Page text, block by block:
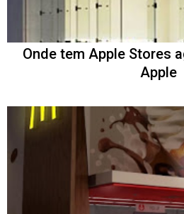
Onde tem Apple Stores
Apple